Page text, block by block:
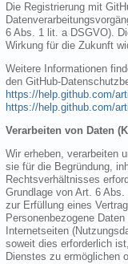
Die Registrierung mit
6 Abs. 1 lit. a DSGVO).
Wirkung für die Zukunft
Weitere Informationen
den GitHub-
https://help.github.com/
https://help.github.com/
Verarbeiten von Daten
Wir erheben, verarbeiten
sie für die Begründung,
Rechtsverhältnisses
Grundlage von Art. 6
zur Erfüllung eines
Personenbezogene
Internetseiten
soweit dies erforderlich
Dienstes zu ermöglichen